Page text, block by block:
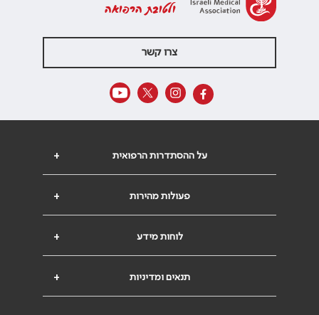
ולטובת הרפואה
צרו קשר
+ על ההסתדרות הרפואית
+ פעולות מהירות
+ לוחות מידע
+ תנאים ומדיניות